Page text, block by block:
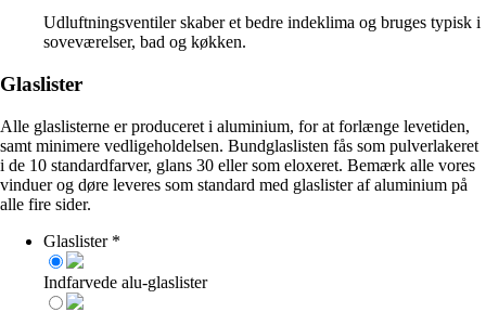
Udluftningsventiler skaber et bedre indeklima og bruges typisk i
soveværelser, bad og køkken.
Glaslister
Alle glaslisterne er produceret i aluminium, for at forlænge levetiden,
samt minimere vedligeholdelsen. Bundglaslisten fås som pulverlakeret
i de 10 standardfarver, glans 30 eller som eloxeret. Bemærk alle vores
vinduer og døre leveres som standard med glaslister af aluminium på
alle fire sider.
Glaslister*
Indfarvede alu-glaslister